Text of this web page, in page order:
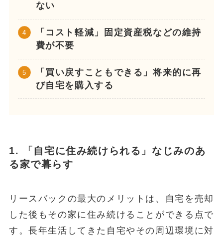
ない
「コスト軽減」固定資産税などの維持
費が不要
「買い戻すこともできる」将来的に再
び自宅を購入する
1. 「自宅に住み続けられる」なじみのあ
る家で暮らす
リースバックの最大のメリットは、自宅を売却
した後もその家に住み続けることができる点で
す。長年生活してきた自宅やその周辺環境に対